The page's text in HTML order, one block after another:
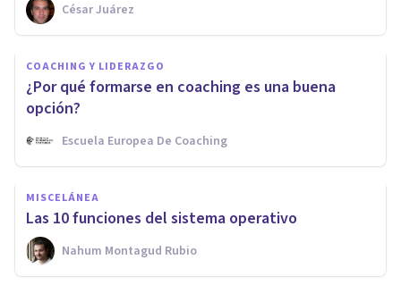
César Juárez
COACHING Y LIDERAZGO
¿Por qué formarse en coaching es una buena
opción?
Escuela Europea De Coaching
MISCELÁNEA
Las 10 funciones del sistema operativo
Nahum Montagud Rubio